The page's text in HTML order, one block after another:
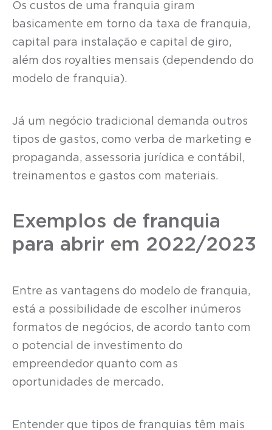
Os custos de uma franquia giram
basicamente em torno da taxa de franquia,
capital para instalação e capital de giro,
além dos royalties mensais (dependendo do
modelo de franquia).
Já um negócio tradicional demanda outros
tipos de gastos, como verba de marketing e
propaganda, assessoria jurídica e contábil,
treinamentos e gastos com materiais.
Exemplos de franquia
para abrir em 2022/2023
Entre as vantagens do modelo de franquia,
está a possibilidade de escolher inúmeros
formatos de negócios, de acordo tanto com
o potencial de investimento do
empreendedor quanto com as
oportunidades de mercado.
Entender que tipos de franquias têm mais